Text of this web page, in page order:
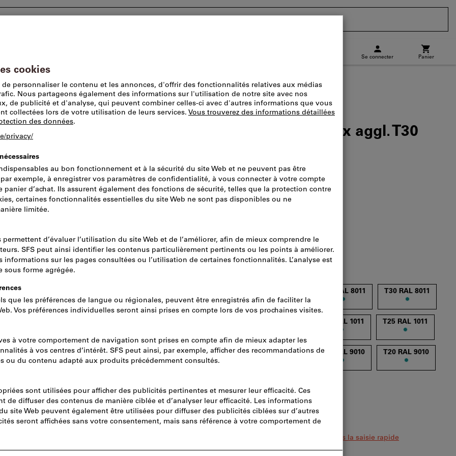
Se connecter Panier
en plastique Capuchons
FERRONORM
Capuchons pour vis à panneaux aggl. T30
Réf.:126819 N° de catalogue.: 492
Cliquer pour agrandir l’image
TVA incluse Prix et frais de livraison
Prix HT CHF 7.30
T25 RAL 8011 T30 RAL 8011
T20 RAL 1011 T25 RAL 1011
T30 RAL 1011 T40 RAL 1011 T10 RAL 9010 T15 RAL 9010 T20 RAL 9010
18 variantes Afficher le tableau avec toutes les variantes
Vers la saisie rapide